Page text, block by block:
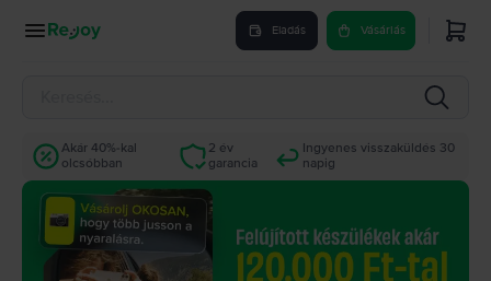
Eladás Vásárlás
Akár 40%-kal
olcsóbban
2 év
garancia
Ingyenes visszaküldés 30
napig